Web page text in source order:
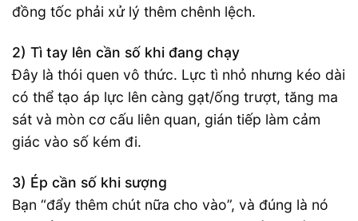
đồng tốc phải xử lý thêm chênh lệch.
2) Tì tay lên cần số khi đang chạy
Đây là thói quen vô thức. Lực tì nhỏ nhưng kéo dài
có thể tạo áp lực lên càng gạt/ống trượt, tăng ma
sát và mòn cơ cấu liên quan, gián tiếp làm cảm
giác vào số kém đi.
3) Ép cần số khi sượng
Bạn “đẩy thêm chút nữa cho vào”, và đúng là nó